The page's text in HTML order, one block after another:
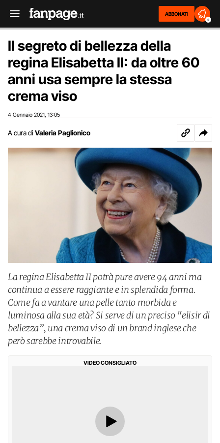
ABBONATI
2
Il segreto di bellezza della
regina Elisabetta II: da oltre 60
anni usa sempre la stessa
crema viso
4 Gennaio 2021 13:05
A cura di Valeria Paglionico
La regina Elisabetta II potrà pure avere 94 anni ma
continua a essere raggiante e in splendida forma.
Come fa a vantare una pelle tanto morbida e
luminosa alla sua età? Si serve di un preciso “elisir di
bellezza”, una crema viso di un brand inglese che
però sarebbe introvabile.
VIDEO CONSIGLIATO